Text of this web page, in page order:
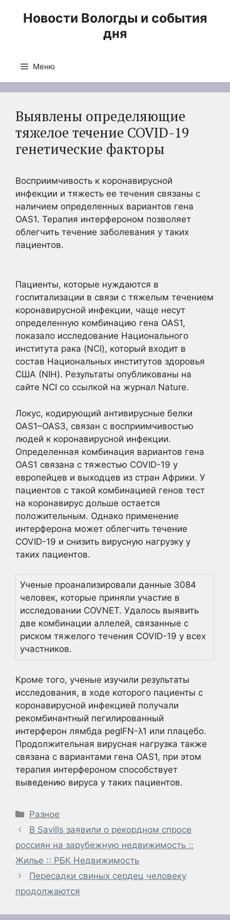
Новости Вологды и события
дня
Меню
Выявлены определяющие
тяжелое течение COVID-19
генетические факторы
Восприимчивость к коронавирусной
инфекции и тяжесть ее течения связаны с
наличием определенных вариантов гена
OAS1. Терапия интерфероном позволяет
облегчить течение заболевания у таких
пациентов.
Пациенты, которые нуждаются в
госпитализации в связи с тяжелым течением
коронавирусной инфекции, чаще несут
определенную комбинацию гена OAS1,
показало исследование Национального
института рака (NCI), который входит в
состав Национальных институтов здоровья
США (NIH). Результаты опубликованы на
сайте NCI со ссылкой на журнал Nature.
Локус, кодирующий антивирусные белки
OAS1–OAS3, связан с восприимчивостью
людей к коронавирусной инфекции.
Определенная комбинация вариантов гена
OAS1 связана с тяжестью COVID-19 у
европейцев и выходцев из стран Африки. У
пациентов с такой комбинацией генов тест
на коронавирус дольше остается
положительным. Однако применение
интерферона может облегчить течение
COVID-19 и снизить вирусную нагрузку у
таких пациентов.
Ученые проанализировали данные 3084
человек, которые приняли участие в
исследовании COVNET. Удалось выявить
две комбинации аллелей, связанные с
риском тяжелого течения COVID-19 у всех
участников.
Кроме того, ученые изучили результаты
исследования, в ходе которого пациенты с
коронавирусной инфекцией получали
рекомбинантный пегилированный
интерферон лямбда pegIFN-λ1 или плацебо.
Продолжительная вирусная нагрузка также
связана с вариантами гена OAS1, при этом
терапия интерфероном способствует
выведению вируса у таких пациентов.
Рубрики
Разное
В Savills заявили о рекордном спросе
россиян на зарубежную недвижимость ::
Жилье :: РБК Недвижимость
Пересадки свиных сердец человеку
продолжаются